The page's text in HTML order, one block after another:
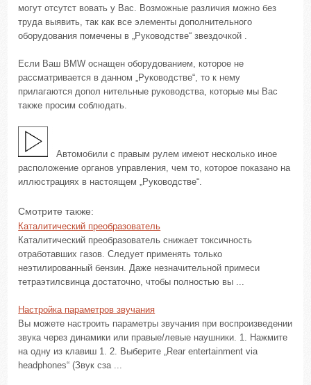
могут отсутст вовать у Вас. Возможные различия можно без
труда выявить, так как все элементы дополнительного
оборудования помечены в „Руководстве“ звездочкой .
Если Ваш BMW оснащен оборудованием, которое не
рассматривается в данном „Руководстве“, то к нему
прилагаются допол нительные руководства, которые мы Вас
также просим соблюдать.
Автомобили с правым рулем имеют несколько иное
расположение органов управления, чем то, которое показано на
иллюстрациях в настоящем „Руководстве“.
Смотрите также:
Каталитический преобразователь
Каталитический преобразователь снижает токсичность
отработавших газов. Следует применять только
неэтилированный бензин. Даже незначительной примеси
тетраэтилсвинца достаточно, чтобы полностью вы ...
Настройка параметров звучания
Вы можете настроить параметры звучания при воспроизведении
звука через динамики или правые/левые наушники. 1. Нажмите
на одну из клавиш 1. 2. Выберите „Rear entertainment via
headphones“ (Звук сза ...